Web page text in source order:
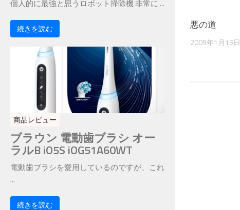
悪の道
2009年1月15日
個人的に最強と思うロボット掃除機 非常に ...
続きを読む
商品レビュー
ブラウン 電動歯ブラシ オー
ラルB iO5S iOG51A60WT
電動歯ブラシを愛用しているのですが、これ
...
続きを読む